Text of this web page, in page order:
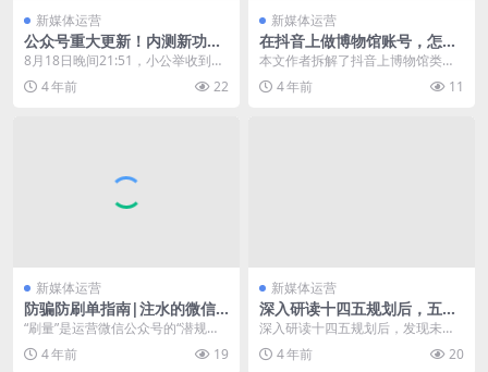
新媒体运营
公众号重大更新！内测新功能
「问答互动」
8月18日晚间21:51，小公举收到了
微信公众平台发来的灰度测试邀
请，开通问答功...
4 年前 22
新媒体运营
在抖音上做博物馆账号，怎么
涨粉？
本文作者拆解了抖音上博物馆类账
号的运营案例，并对其中的亮点展
开了说明，供大家一同...
4 年前 11
新媒体运营
防骗防刷单指南|注水的微信
投放市场，怎样避免踩坑？
“刷量”是运营微信公众号的“潜规
则”，而截止到今天中午，腾讯科技
发布了一份阅读量...
4 年前 19
新媒体运营
深入研读十四五规划后，五千
字告诉你未来运营行业的发展
深入研读十四五规划后，发现未来
运营行业即将出现的变局！ 在互联
网领域有句所谓的至...
4 年前 20